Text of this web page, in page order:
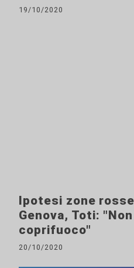
19/10/2020
Ipotesi zone
Genova, Toti:
coprifuoco"
20/10/2020